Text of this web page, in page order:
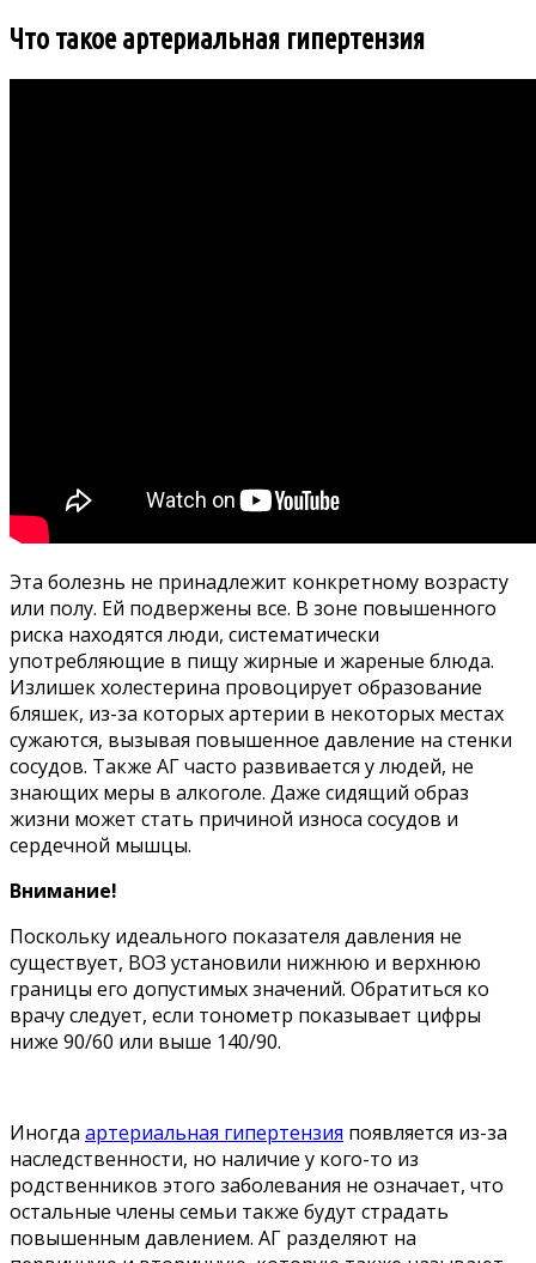
Что такое артериальная гипертензия
Эта болезнь не принадлежит конкретному возрасту
или полу. Ей подвержены все. В зоне повышенного
риска находятся люди, систематически
употребляющие в пищу жирные и жареные блюда.
Излишек холестерина провоцирует образование
бляшек, из-за которых артерии в некоторых местах
сужаются, вызывая повышенное давление на стенки
сосудов. Также АГ часто развивается у людей, не
знающих меры в алкоголе. Даже сидящий образ
жизни может стать причиной износа сосудов и
сердечной мышцы.
Внимание!
Поскольку идеального показателя давления не
существует, ВОЗ установили нижнюю и верхнюю
границы его допустимых значений. Обратиться ко
врачу следует, если тонометр показывает цифры
ниже 90/60 или выше 140/90.
Иногда артериальная гипертензия появляется из-за
наследственности, но наличие у кого-то из
родственников этого заболевания не означает, что
остальные члены семьи также будут страдать
повышенным давлением. АГ разделяют на